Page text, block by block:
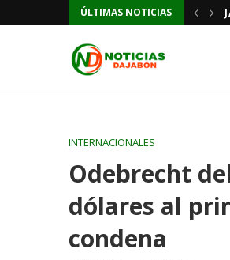
ÚLTIMAS NOTICIAS
INTERNACIONALES
Odebrecht
dólares al
condena